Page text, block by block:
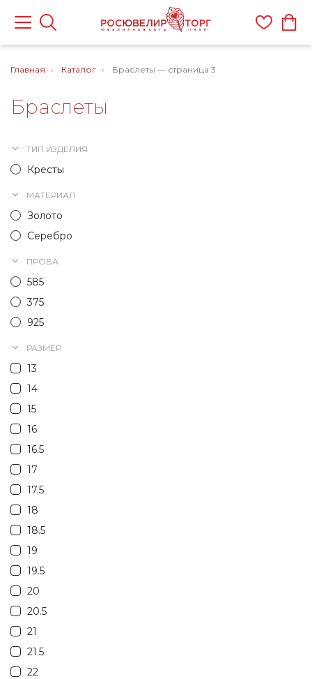
Главная Каталог Браслеты — страница 3
Браслеты
ТИП ИЗДЕЛИЯ
Кресты
МАТЕРИАЛ
Золото
Серебро
ПРОБА
585
375
925
РАЗМЕР
13
14
15
16
16.5
17
17.5
18
18.5
19
19.5
20
20.5
21
21.5
22